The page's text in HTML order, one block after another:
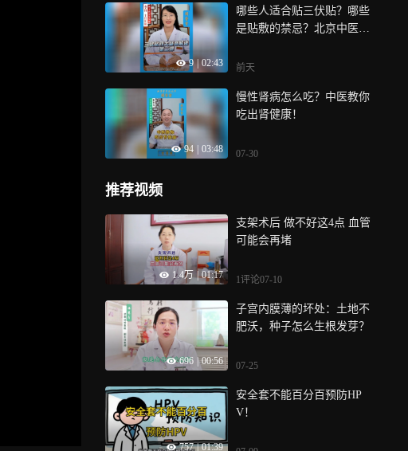
9 02:43
哪些人适合贴三伏贴？哪些
是贴敷的禁忌？北京中医药
四大疑惑解读第二弹！
前天
94 03:48
慢性肾病怎么吃？中医教你
吃出肾健康！
07-30
推荐视频
1.4万 | 01:17
支架术后 做不好这4点 血管
可能会再堵
1评论07-10
696 00:56
子宫内膜薄的坏处：土地不
肥沃，种子怎么生根发芽？
07-25
757 | 01:39
安全套不能百分百预防HP
V！